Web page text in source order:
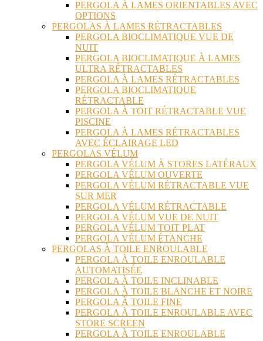
PERGOLA À LAMES ORIENTABLES AVEC
OPTIONS
PERGOLAS À LAMES RÉTRACTABLES
PERGOLA BIOCLIMATIQUE VUE DE
NUIT
PERGOLA BIOCLIMATIQUE À LAMES
ULTRA RÉTRACTABLES
PERGOLA À LAMES RÉTRACTABLES
PERGOLA BIOCLIMATIQUE
RÉTRACTABLE
PERGOLA À TOIT RÉTRACTABLE VUE
PISCINE
PERGOLA À LAMES RÉTRACTABLES
AVEC ÉCLAIRAGE LED
PERGOLAS VÉLUM
PERGOLA VÉLUM À STORES LATÉRAUX
PERGOLA VÉLUM OUVERTE
PERGOLA VÉLUM RÉTRACTABLE VUE
SUR MER
PERGOLA VÉLUM RÉTRACTABLE
PERGOLA VÉLUM VUE DE NUIT
PERGOLA VÉLUM TOIT PLAT
PERGOLA VÉLUM ÉTANCHE
PERGOLAS À TOILE ENROULABLE
PERGOLA À TOILE ENROULABLE
AUTOMATISÉE
PERGOLA À TOILE INCLINABLE
PERGOLA À TOILE BLANCHE ET NOIRE
PERGOLA À TOILE FINE
PERGOLA À TOILE ENROULABLE AVEC
STORE SCREEN
PERGOLA À TOILE ENROULABLE